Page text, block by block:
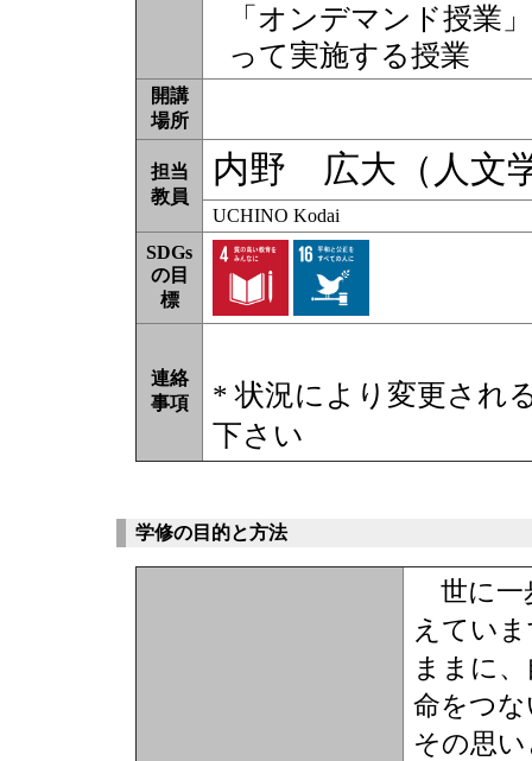
「オンデマンド授業
って実施する授業
開講
場所
担当
教員
内野 広大（人文
UCHINO Kodai
SDGs
の目
標
連絡
事項
* 状況により変更され
下さい
学修の目的と方法
世に一
えてい
ままに
命をつ
その思